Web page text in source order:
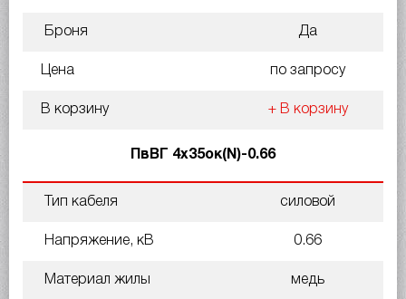
Броня Да
Цена по запросу
В корзину + В корзину
ПвВГ 4х35ок(N)-0.66
Тип кабеля силовой
Напряжение, кВ 0.66
Материал жилы медь